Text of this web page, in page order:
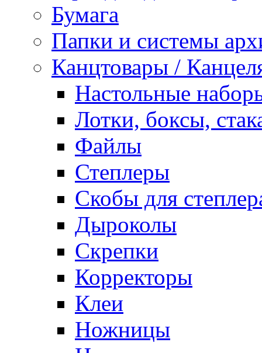
Бумага
Папки и системы
Канцтовары /
Настольные
Лотки, боксы,
Файлы
Степлеры
Скобы для
Дыроколы
Скрепки
Корректоры
Клеи
Ножницы